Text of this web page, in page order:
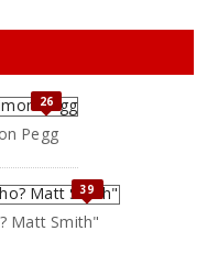
26
Pegg
39
Matt Smith"